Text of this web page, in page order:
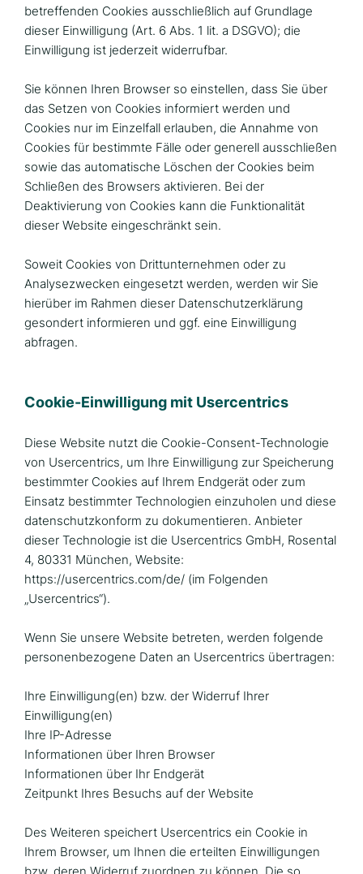
betreffenden Cookies ausschließlich auf Grundlage
dieser Einwilligung (Art. 6 Abs. 1 lit. a DSGVO); die
Einwilligung ist jederzeit widerrufbar.
Sie können Ihren Browser so einstellen, dass Sie über
das Setzen von Cookies informiert werden und
Cookies nur im Einzelfall erlauben, die Annahme von
Cookies für bestimmte Fälle oder generell ausschließen
sowie das automatische Löschen der Cookies beim
Schließen des Browsers aktivieren. Bei der
Deaktivierung von Cookies kann die Funktionalität
dieser Website eingeschränkt sein.
Soweit Cookies von Drittunternehmen oder zu
Analysezwecken eingesetzt werden, werden wir Sie
hierüber im Rahmen dieser Datenschutzerklärung
gesondert informieren und ggf. eine Einwilligung
abfragen.
Cookie-Einwilligung mit Usercentrics
Diese Website nutzt die Cookie-Consent-Technologie
von Usercentrics, um Ihre Einwilligung zur Speicherung
bestimmter Cookies auf Ihrem Endgerät oder zum
Einsatz bestimmter Technologien einzuholen und diese
datenschutzkonform zu dokumentieren. Anbieter
dieser Technologie ist die Usercentrics GmbH, Rosental
4, 80331 München, Website:
https://usercentrics.com/de/ (im Folgenden
„Usercentrics“).
Wenn Sie unsere Website betreten, werden folgende
personenbezogene Daten an Usercentrics übertragen:
Ihre Einwilligung(en) bzw. der Widerruf Ihrer
Einwilligung(en)
Ihre IP-Adresse
Informationen über Ihren Browser
Informationen über Ihr Endgerät
Zeitpunkt Ihres Besuchs auf der Website
Des Weiteren speichert Usercentrics ein Cookie in
Ihrem Browser, um Ihnen die erteilten Einwilligungen